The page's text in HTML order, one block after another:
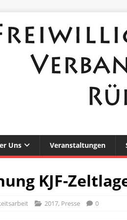
Uns Veranstaltungen
KJF-
2017, Presse 0